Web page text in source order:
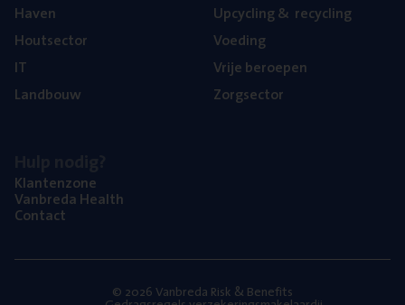
Haven
Hout­sec­tor
IT
Land­bouw
Upcy­cling& recycling
Voe­ding
Vrije beroe­pen
Zorg­sec­tor
Klan­ten­zo­ne
Van­b­re­da Health
Con­tact
© 2026 Vanbreda Risk & Benefits